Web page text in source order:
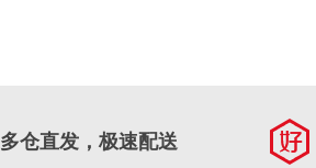
多仓直发，极速配送